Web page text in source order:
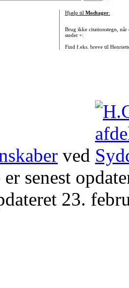
Hjælp til Modtager:
Brug ikke citationstegn, når
stedet +:
Find f.eks. breve til
ved
senest
23.